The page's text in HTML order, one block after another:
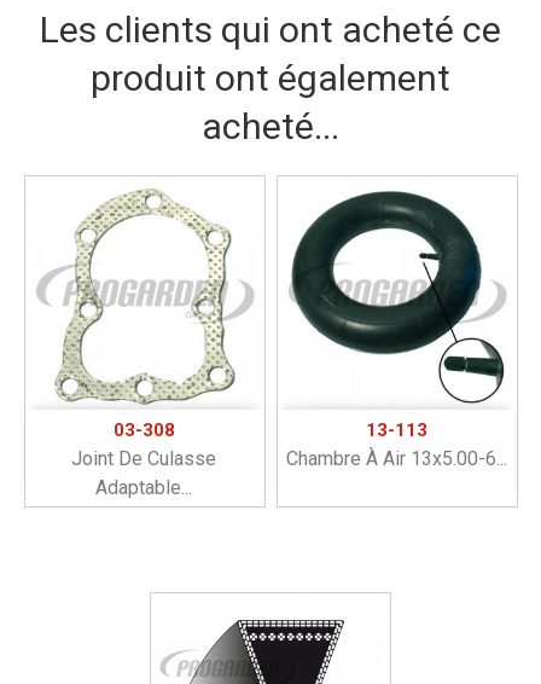
Les clients qui ont acheté ce
produit ont également
acheté...
03-308
Joint De Culasse
Adaptable...
13-113
Chambre À Air 13x5.00-6...